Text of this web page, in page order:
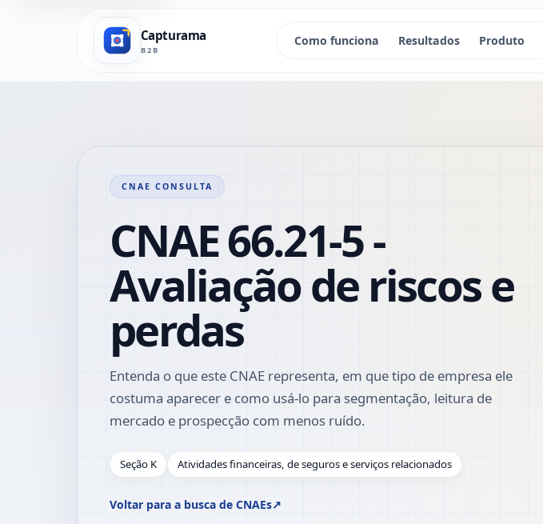
Capturama
B2B
Como funciona Resultados Produto
CNAE CONSULTA
CNAE 66.21-5 -
Avaliação de riscos e
perdas
Entenda o que este CNAE representa, em que tipo de empresa ele
costuma aparecer e como usá-lo para segmentação, leitura de
mercado e prospecção com menos ruído.
Seção K Atividades financeiras, de seguros e serviços relacionados
Voltar para a busca de CNAEs↗